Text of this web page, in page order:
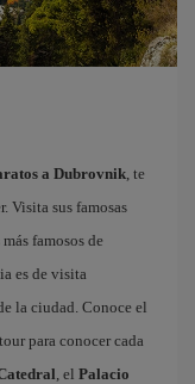
a Dubrovnik, te
Visita sus famosas
famosos de
es de visita
la ciudad. Conoce el
para conocer cada
, el Palacio